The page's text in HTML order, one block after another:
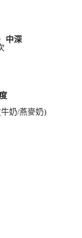
中深
奶/燕麥奶)